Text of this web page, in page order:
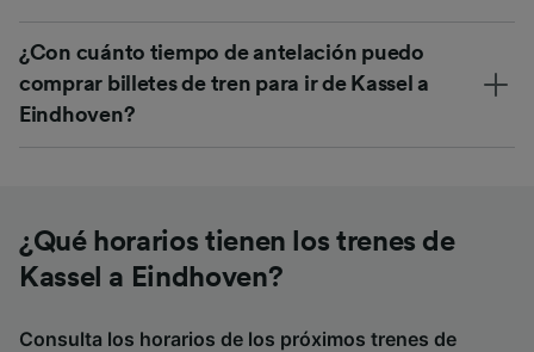
¿Con cuánto tiempo de antelación puedo
comprar billetes de tren para ir de Kassel a
Eindhoven?
¿Qué horarios tienen los trenes de
Kassel a Eindhoven?
Consulta los horarios de los próximos trenes de